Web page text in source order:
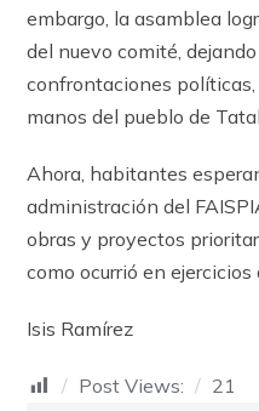
embargo, la asamblea
del nuevo comité,
confrontaciones
manos del pueblo de
Ahora, habitantes
administración del
obras y proyectos
como ocurrió en ejercicios
Isis Ramírez
Post Views: 21